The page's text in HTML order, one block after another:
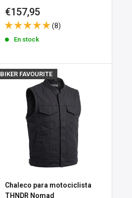
Precio
de
venta
€157,95
(8)
En stock
BIKER FAVOURITE
Chaleco para motociclista
THNDR Nomad